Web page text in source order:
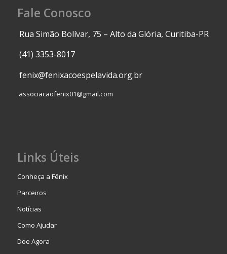
Fale Conosco
Rua Simão Bolívar, 75 – Alto da Glória, Curitiba-PR
(41) 3353-8017
fenix@fenixacoespelavida.org.br
associacaofenix01@gmail.com
Links Úteis
Conheça a Fênix
Parceiros
Notícias
Como Ajudar
Doe Agora